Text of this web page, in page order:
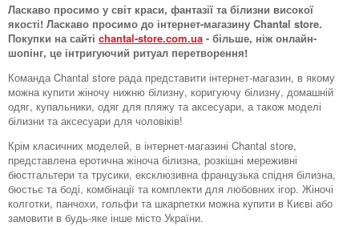
Ласкаво просимо у світ краси, фантазії та білизни високої
якості! Ласкаво просимо до інтернет-магазину Chantal store.
Покупки на сайті chantal-store.com.ua - більше, ніж онлайн-
шопінг, це інтригуючий ритуал перетворення!
Команда Chantal store рада представити інтернет-магазин, в якому
можна купити жіночу нижню білизну, коригуючу білизну, домашній
одяг, купальники, одяг для пляжу та аксесуари, а також моделі
білизни та аксесуари для чоловіків!
Крім класичних моделей, в інтернет-магазині Chantal store,
представлена ​​еротична жіноча білизна, розкішні мереживні
бюстгальтери та трусики, ексклюзивна французька спідня білизна,
бюстьє та боді, комбінації та комплекти для любовних ігор. Жіночі
колготки, панчохи, гольфи та шкарпетки можна купити в Києві або
замовити в будь-яке інше місто України.